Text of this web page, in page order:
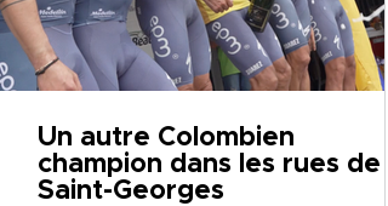
Un autre Colombien
champion dans les rues de
Saint-Georges